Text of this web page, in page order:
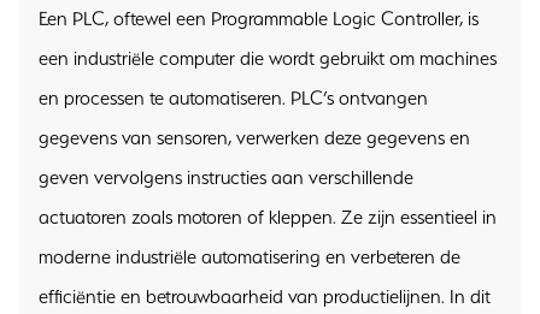
Een PLC, oftewel een Programmable Logic Controller, is
een industriële computer die wordt gebruikt om machines
en processen te automatiseren. PLC’s ontvangen
gegevens van sensoren, verwerken deze gegevens en
geven vervolgens instructies aan verschillende
actuatoren zoals motoren of kleppen. Ze zijn essentieel in
moderne industriële automatisering en verbeteren de
efficiëntie en betrouwbaarheid van productielijnen. In dit